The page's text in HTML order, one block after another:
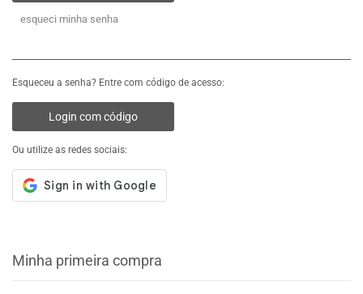
esqueci minha senha
Esqueceu a senha? Entre com código de acesso:
Login com código
Ou utilize as redes sociais:
Minha primeira compra